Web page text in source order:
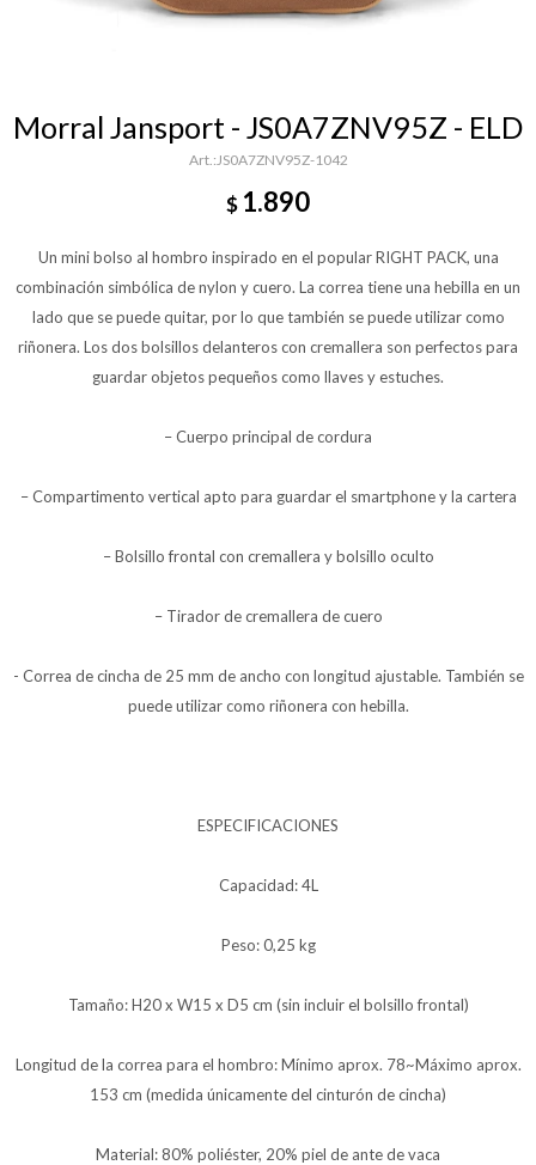
Morral Jansport - JS0A7ZNV95Z - ELD
JS0A7ZNV95Z-1042
$ 1.890
Un mini bolso al hombro inspirado en el popular RIGHT PACK, una
combinación simbólica de nylon y cuero. La correa tiene una hebilla en un
lado que se puede quitar, por lo que también se puede utilizar como
riñonera. Los dos bolsillos delanteros con cremallera son perfectos para
guardar objetos pequeños como llaves y estuches.
– Cuerpo principal de cordura
– Compartimento vertical apto para guardar el smartphone y la cartera
– Bolsillo frontal con cremallera y bolsillo oculto
– Tirador de cremallera de cuero
- Correa de cincha de 25 mm de ancho con longitud ajustable. También se
puede utilizar como riñonera con hebilla.
ESPECIFICACIONES
Capacidad: 4L
Peso: 0,25 kg
Tamaño: H20 x W15 x D5 cm (sin incluir el bolsillo frontal)
Longitud de la correa para el hombro: Mínimo aprox. 78~Máximo aprox.
153 cm (medida únicamente del cinturón de cincha)
Material: 80% poliéster, 20% piel de ante de vaca